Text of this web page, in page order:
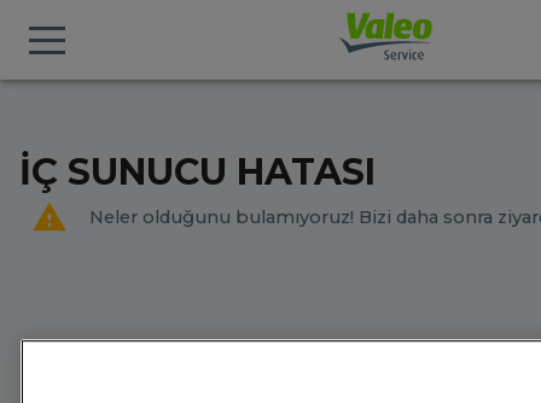
İÇ SUNUCU HATASI
Neler olduğunu bulamıyoruz! Bizi daha sonra